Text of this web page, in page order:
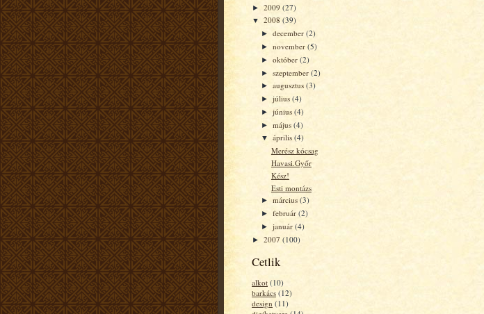
► 2009 (27)
▼ 2008 (39)
►december(2)
►november(5)
►október(2)
►szeptember(2)
►augusztus(3)
►július(4)
►június(4)
►május(4)
▼április(4)
Merész kócsag
Havasi.Győr
Kész!
Esti montázs
►március(3)
►február(2)
►január(4)
► 2007 (100)
Cetlik
alkot (10)
barkács (12)
design (11)